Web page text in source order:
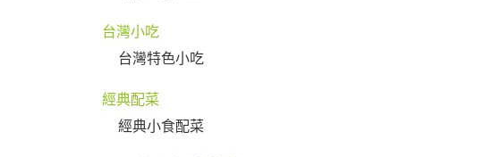
台灣小吃
台灣特色小吃
經典配菜
經典小食配菜